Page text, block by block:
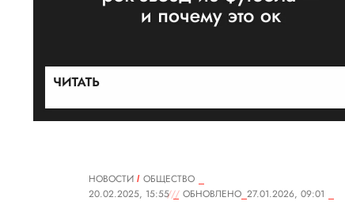
НОВОСТИ
ОБЩЕСТВО
20.02.2025, 15:55
ОБНОВЛЕНО 27.01.2026, 09:01